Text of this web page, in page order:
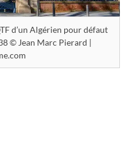
d’un Algérien pour défaut
© Jean Marc Pierard |